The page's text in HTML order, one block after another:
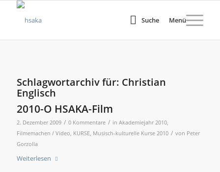
Suche Menü
Schlagwortarchiv für: Christian
Englisch
2010-O HSAKA-Film
2. Dezember 2009 / 0 Kommentare / in Akademiejahr 2010,
Filmemachen / Video, KURSE, Musisch-kulturelle Kurse 2010 / von Peter
Gorzolla
Weiterlesen